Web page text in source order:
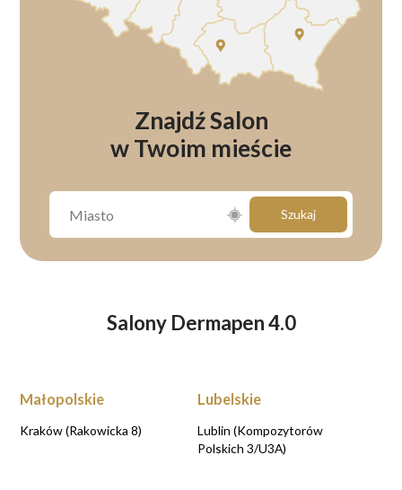
Znajdź Salon
w Twoim mieście
Szukaj
Salony Dermapen 4.0
Małopolskie
Kraków (Rakowicka 8)
Lubelskie
Lublin (Kompozytorów
Polskich 3/U3A)